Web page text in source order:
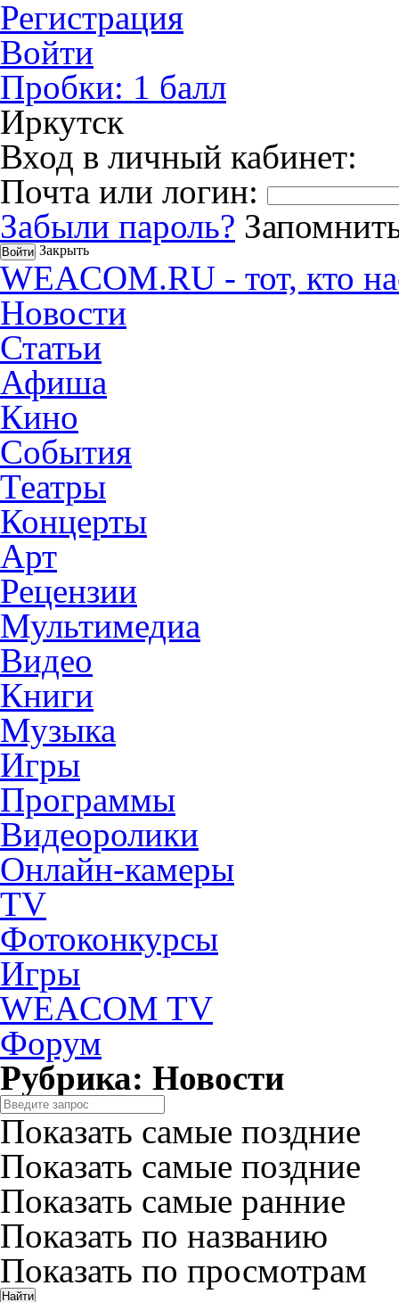
Регистрация
Войти
Пробки: 1 балл
Иркутск
Вход в личный кабинет:
Почта или логин:
Забыли пароль?
Закрыть
WEACOM.RU - тот, кто
Новости
Статьи
Афиша
Кино
События
Театры
Концерты
Арт
Рецензии
Мультимедиа
Видео
Книги
Музыка
Игры
Программы
Видеоролики
Онлайн-камеры
TV
Фотоконкурсы
Игры
WEACOM TV
Форум
Рубрика: Новости
Показать самые поздние
Показать самые поздние
Показать самые ранние
Показать по названию
Показать по просмотрам